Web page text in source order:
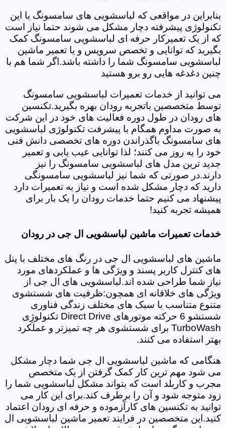
بنابراین در مواقعی که لباسشویی های سامسونگ با این
تکنولوژی پیشرفته دچار مشکل می شوند حتما نیاز است
که از یک تعمیرکار حرفه ای لباسشویی سامسونگ کمک
بگیرید که توانایی و تخصص سرویس و یا تعمیر ماشین
لباسشویی سامسونگ شما را داشته باشد.اگر شما هم با
چنین دغدغه هایی رو برو هستید
می توانید از خدمات تعمیرات لباسشویی سامسونگ
توسط متخصصین باتجربه رودان بهره بگیرید.تکنسین
های رودان در طول دوره فعالیت های خود در این شرکت
به صورت مداوم همگام با پیشرفت تکنولوژی لباسشویی
های سامسونگ باگذراندن دوره های تخصصی دانش فنی
خود را به روز می کنند؛ لذا توانایی عیب یابی و تعمیر
جدید ترین مدل های لباسشویی سامسونگ را نیز
دارند.در صورتی که شما نیز لباسشویی سامسونگی
دارید که دچار مشکل شده است و نیاز به تعمیرات دارد
پیشنهاد می کنیم حتما خدمات رودان را یک بار برای
همیشه تجربه کنید!
خدمات تعمیرات ماشین لباسشویی ال جی در رودان
ماشین های لباسشویی ال جی در رنگ های مختلف با پنل
های کنترل کاربر پسند و ویژگی ها و عملکردهای مورد
نیاز شما طراحی شده اند.لباسشویی های ال جی از
ویژگی های خلاقانه ای همچون:ظرفیت های شستشوی
متنوع متناسب با سبک های مختلف زندگی فناوری
شستشو 6 حرکته موتورهای Direct Drive تکنولوژِی
TurboWash برای شستشوی هر چه تمیزتر و عملکرد
بهتر استفاده می کنند.
هنگامی که ماشین لباسشویی ال جی شما دچار مشکل
می شود مهم ترین کار کمک گرفتن از یک متخصص
مجرب و کاربلد است که بتواند مشکل لباسشویی شما را
زود متوجه شود و آن را برطرف کند.برای این کار می
توانید به تکنسین های کارآزموده و حرفه ای رودان اعتماد
کنید.این متخصصین در فرایند تعمیر ماشین لباسشویی ال